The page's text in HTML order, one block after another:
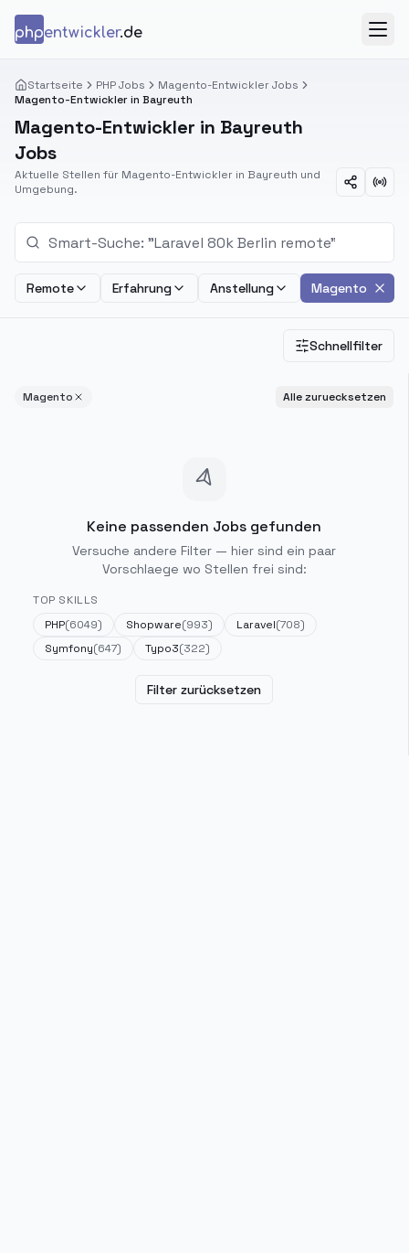
phpentwickler.de
Startseite PHP Jobs
Magento-Entwickler Jobs
Magento-Entwickler in Bayreuth
Magento-Entwickler in Bayreuth
Jobs
Aktuelle Stellen für Magento-Entwickler in Bayreuth und
Umgebung.
Remote Erfahrung Anstellung Magento
Schnellfilter
Magento Alle zuruecksetzen
Keine passenden Jobs gefunden
Versuche andere Filter — hier sind ein paar
Vorschlaege wo Stellen frei sind:
TOP SKILLS
PHP(6049) Shopware(993) Laravel(708)
Symfony(647) Typo3(322)
Filter zurücksetzen